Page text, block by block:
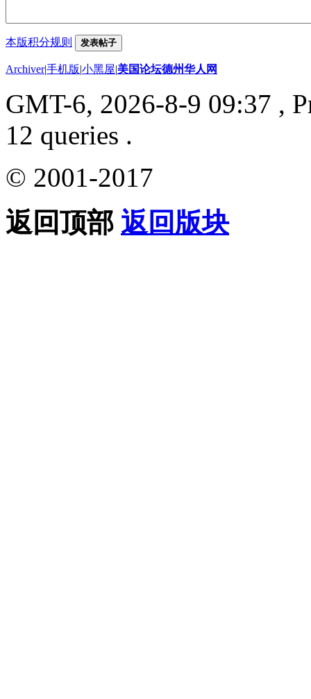
本版积分规则 发表帖子
Archiver|手机版|小黑屋|美国论坛德州华人网
GMT-6, 2026-8-9 09:37 ,
12 queries .
© 2001-2017
返回顶部 返回版块